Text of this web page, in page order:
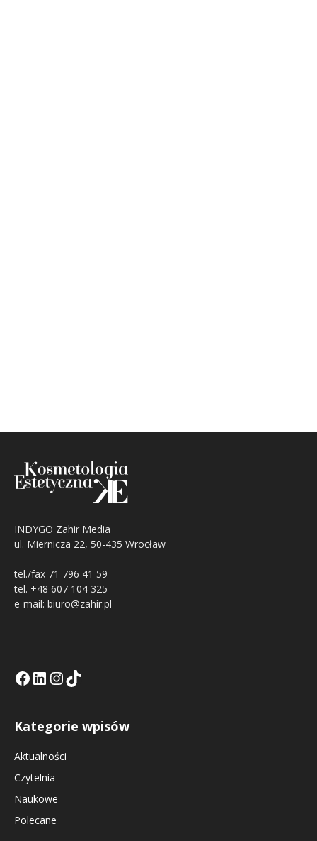
INDYGO Zahir Media
ul. Miernicza 22, 50-435 Wrocław
tel./fax 71 796 41 59
tel. +48 607 104 325
e-mail: biuro@zahir.pl
Facebook
LinkedIn
Tik Tok KEInstagramm KE
Kategorie wpisów
Aktualności
Czytelnia
Naukowe
Polecane